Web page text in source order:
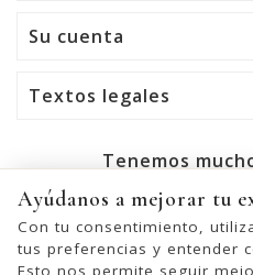
Su cuenta
Textos legales
Tenemos
Puede darse de baja en
Ayúdanos a mejorar tu
Con tu consentimiento,
tus preferencias y entender
Esto nos permite seguir